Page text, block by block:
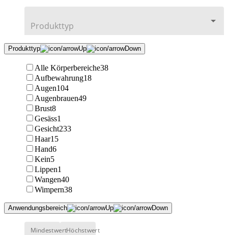
Produkttyp
Alle Körperbereiche38
Aufbewahrung18
Augen104
Augenbrauen49
Brust8
Gesäss1
Gesicht233
Haar15
Hand6
Kein5
Lippen1
Wangen40
Wimpern38
Anwendungsbereich
MindestwertHöchstwert